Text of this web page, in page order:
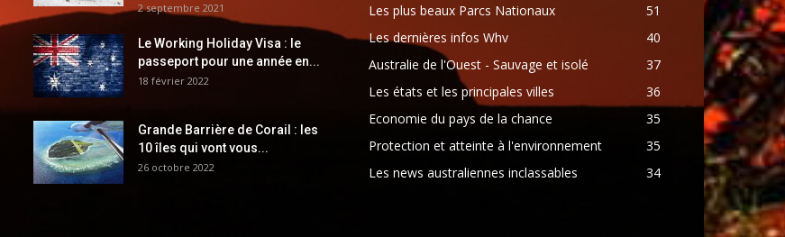
2 septembre 2021
Le Working Holiday Visa : le
passeport pour une année en...
18 février 2022
Grande Barrière de Corail : les
10 îles qui vont vous...
26 octobre 2022
Les plus beaux Parcs Nationaux
51
Les dernières infos Whv
40
Australie de l'Ouest - Sauvage et isolé
37
Les états et les principales villes
36
Economie du pays de la chance
35
Protection et atteinte à l'environnement
35
Les news australiennes inclassables
34